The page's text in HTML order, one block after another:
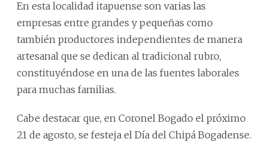
En esta localidad itapuense son varias las
empresas entre grandes y pequeñas como
también productores independientes de manera
artesanal que se dedican al tradicional rubro,
constituyéndose en una de las fuentes laborales
para muchas familias.
Cabe destacar que, en Coronel Bogado el próximo
21 de agosto, se festeja el Día del Chipá Bogadense.